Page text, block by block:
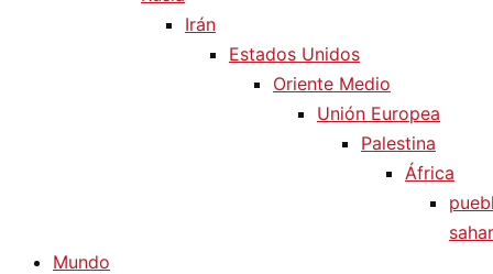
Irán
Estados Unidos
Oriente Medio
Unión Europea
Palestina
África
Mundo